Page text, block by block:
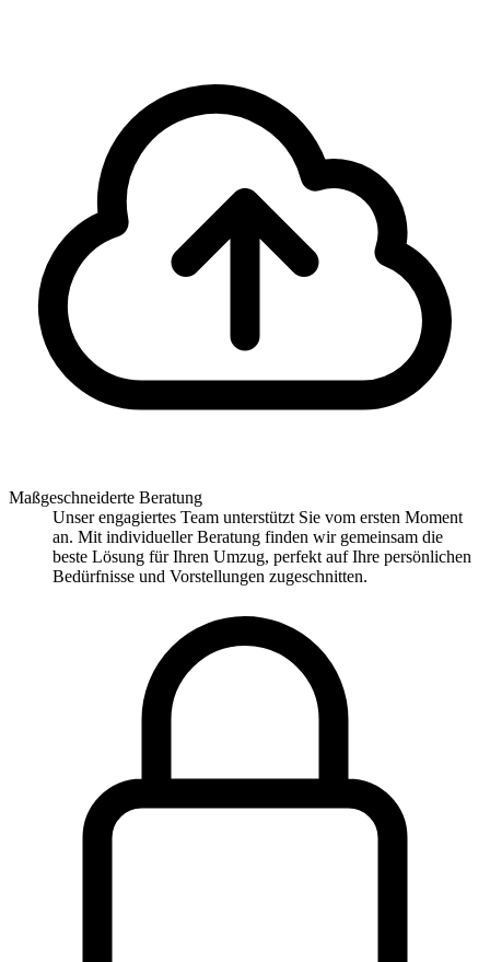
Maßgeschneiderte Beratung
Unser engagiertes Team unterstützt Sie vom ersten Moment
an. Mit individueller Beratung finden wir gemeinsam die
beste Lösung für Ihren Umzug, perfekt auf Ihre persönlichen
Bedürfnisse und Vorstellungen zugeschnitten.